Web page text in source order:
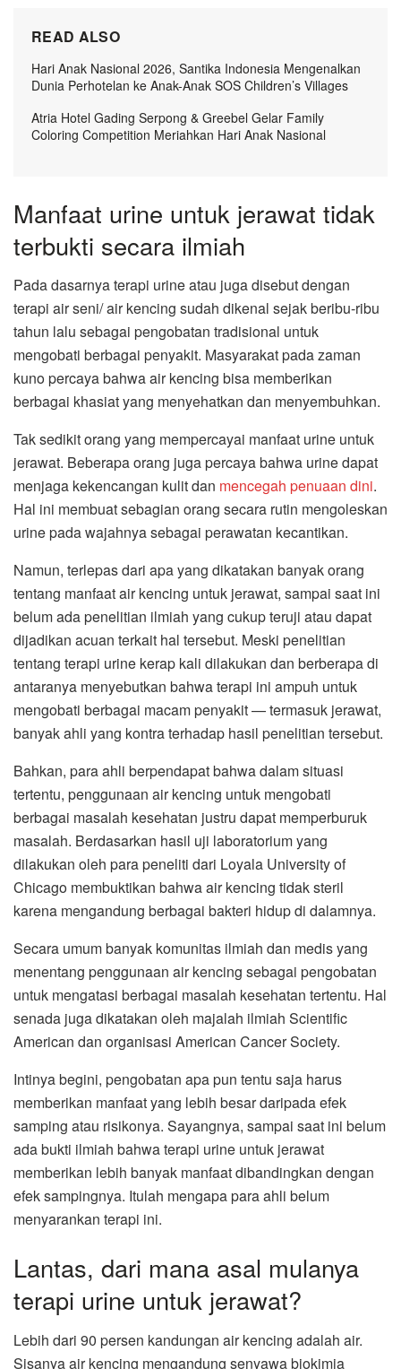
READ ALSO
Hari Anak Nasional 2026, Santika Indonesia Mengenalkan
Dunia Perhotelan ke Anak-Anak SOS Children’s Villages
Atria Hotel Gading Serpong & Greebel Gelar Family
Coloring Competition Meriahkan Hari Anak Nasional
Manfaat urine untuk jerawat tidak
terbukti secara ilmiah
Pada dasarnya terapi urine atau juga disebut dengan
terapi air seni/ air kencing sudah dikenal sejak beribu-ribu
tahun lalu sebagai pengobatan tradisional untuk
mengobati berbagai penyakit. Masyarakat pada zaman
kuno percaya bahwa air kencing bisa memberikan
berbagai khasiat yang menyehatkan dan menyembuhkan.
Tak sedikit orang yang mempercayai manfaat urine untuk
jerawat. Beberapa orang juga percaya bahwa urine dapat
menjaga kekencangan kulit dan mencegah penuaan dini.
Hal ini membuat sebagian orang secara rutin mengoleskan
urine pada wajahnya sebagai perawatan kecantikan.
Namun, terlepas dari apa yang dikatakan banyak orang
tentang manfaat air kencing untuk jerawat, sampai saat ini
belum ada penelitian ilmiah yang cukup teruji atau dapat
dijadikan acuan terkait hal tersebut. Meski penelitian
tentang terapi urine kerap kali dilakukan dan berberapa di
antaranya menyebutkan bahwa terapi ini ampuh untuk
mengobati berbagai macam penyakit — termasuk jerawat,
banyak ahli yang kontra terhadap hasil penelitian tersebut.
Bahkan, para ahli berpendapat bahwa dalam situasi
tertentu, penggunaan air kencing untuk mengobati
berbagai masalah kesehatan justru dapat memperburuk
masalah. Berdasarkan hasil uji laboratorium yang
dilakukan oleh para peneliti dari Loyala University of
Chicago membuktikan bahwa air kencing tidak steril
karena mengandung berbagai bakteri hidup di dalamnya.
Secara umum banyak komunitas ilmiah dan medis yang
menentang penggunaan air kencing sebagai pengobatan
untuk mengatasi berbagai masalah kesehatan tertentu. Hal
senada juga dikatakan oleh majalah ilmiah Scientific
American dan organisasi American Cancer Society.
Intinya begini, pengobatan apa pun tentu saja harus
memberikan manfaat yang lebih besar daripada efek
samping atau risikonya. Sayangnya, sampai saat ini belum
ada bukti ilmiah bahwa terapi urine untuk jerawat
memberikan lebih banyak manfaat dibandingkan dengan
efek sampingnya. Itulah mengapa para ahli belum
menyarankan terapi ini.
Lantas, dari mana asal mulanya
terapi urine untuk jerawat?
Lebih dari 90 persen kandungan air kencing adalah air.
Sisanya air kencing mengandung senyawa biokimia